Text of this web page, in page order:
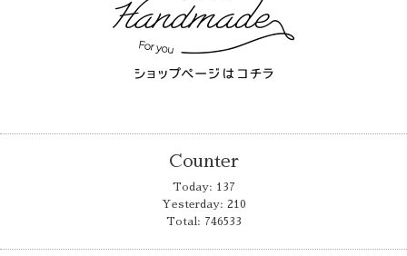
Counter
Today: 137
Yesterday: 210
Total: 746533